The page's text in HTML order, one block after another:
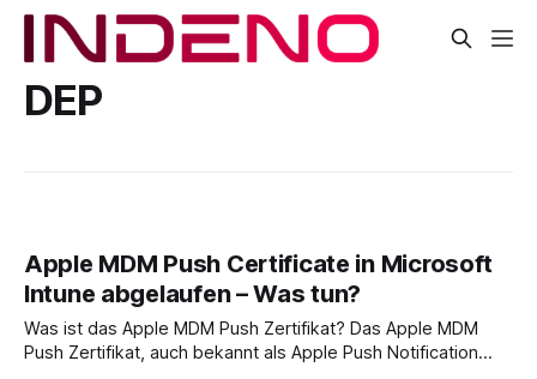
DEP
Apple MDM Push Certificate in Microsoft
Intune abgelaufen – Was tun?
Was ist das Apple MDM Push Zertifikat? Das Apple MDM
Push Zertifikat, auch bekannt als Apple Push Notification